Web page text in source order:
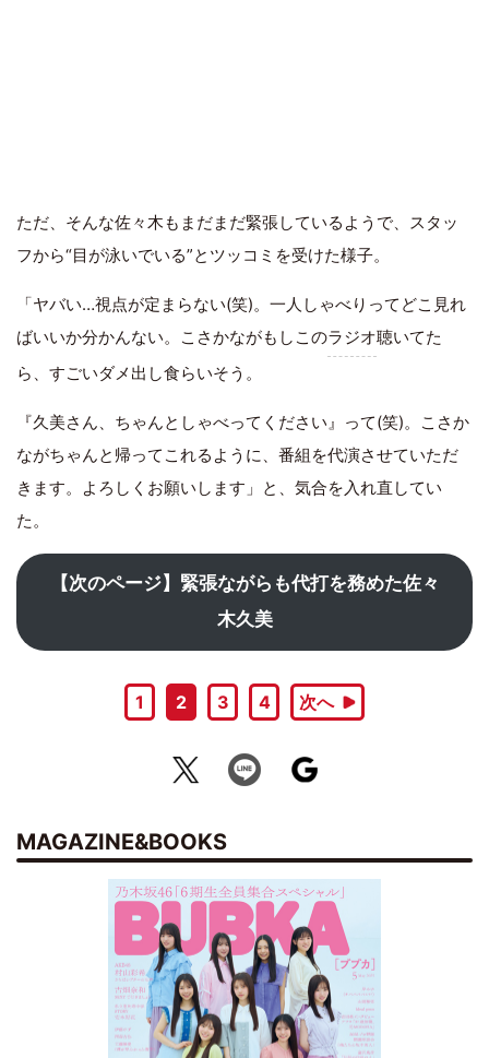
ただ、そんな佐々木もまだまだ緊張しているようで、スタッ
フから“目が泳いでいる”とツッコミを受けた様子。
「ヤバい…視点が定まらない(笑)。一人しゃべりってどこ見れ
ばいいか分かんない。こさかながもしこのラジオ聴いてた
ら、すごいダメ出し食らいそう。
『久美さん、ちゃんとしゃべってください』って(笑)。こさか
ながちゃんと帰ってこれるように、番組を代演させていただ
きます。よろしくお願いします」と、気合を入れ直してい
た。
【次のページ】緊張ながらも代打を務めた佐々
木久美
1 2 3 4 次へ
MAGAZINE&BOOKS